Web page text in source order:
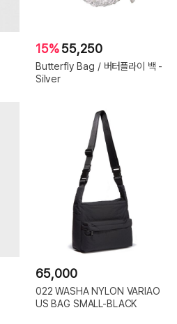
15%55,250
Butterfly Bag / 버터플라이 백 -
Silver
65,000
022 WASHA NYLON VARIAO
US BAG SMALL-BLACK